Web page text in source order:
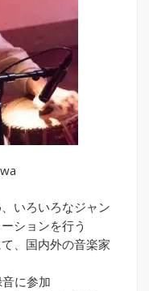
いろいろなジャン
ションを行う
、国内外の音楽家
に参加